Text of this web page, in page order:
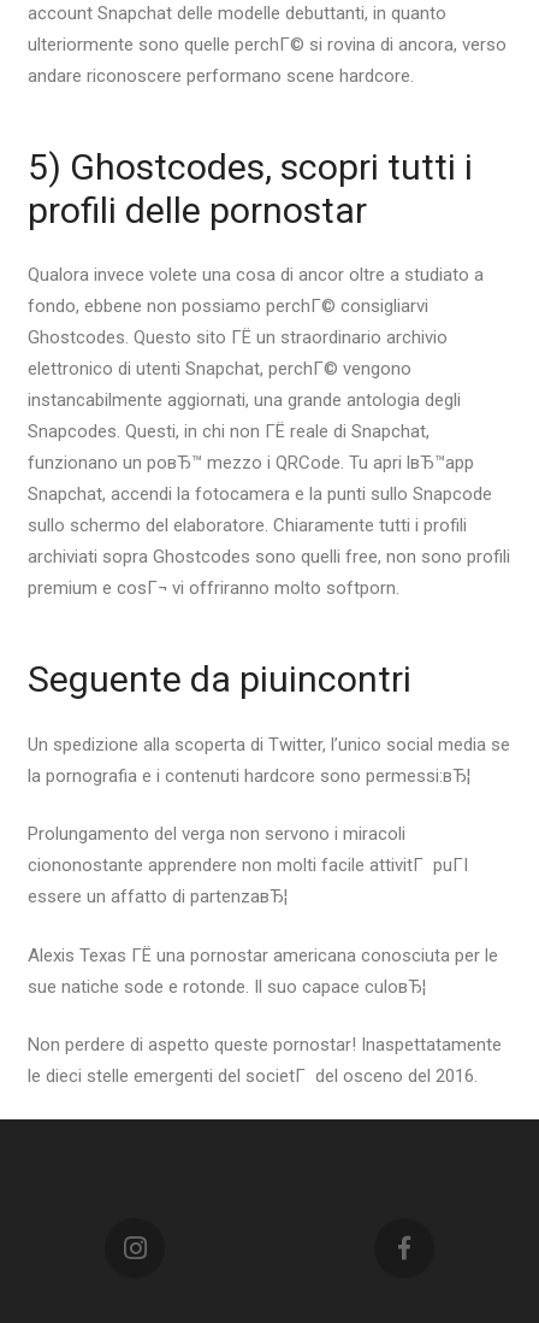
account Snapchat delle modelle debuttanti, in quanto
ulteriormente sono quelle perchГ© si rovina di ancora, verso
andare riconoscere performano scene hardcore.
5) Ghostcodes, scopri tutti i
profili delle pornostar
Qualora invece volete una cosa di ancor oltre a studiato a
fondo, ebbene non possiamo perchГ© consigliarvi
Ghostcodes. Questo sito ГЁ un straordinario archivio
elettronico di utenti Snapchat, perchГ© vengono
instancabilmente aggiornati, una grande antologia degli
Snapcodes. Questi, in chi non ГЁ reale di Snapchat,
funzionano un poвЂ™ mezzo i QRCode. Tu apri lвЂ™app
Snapchat, accendi la fotocamera e la punti sullo Snapcode
sullo schermo del elaboratore. Chiaramente tutti i profili
archiviati sopra Ghostcodes sono quelli free, non sono profili
premium e cosГ¬ vi offriranno molto softporn.
Seguente da piuincontri
Un spedizione alla scoperta di Twitter, l’unico social media se
la pornografia e i contenuti hardcore sono permessi:вЂ¦
Prolungamento del verga non servono i miracoli
ciononostante apprendere non molti facile attivitГ puГІ
essere un affatto di partenzaвЂ¦
Alexis Texas ГЁ una pornostar americana conosciuta per le
sue natiche sode e rotonde. Il suo capace culoвЂ¦
Non perdere di aspetto queste pornostar! Inaspettatamente
le dieci stelle emergenti del societГ del osceno del 2016.